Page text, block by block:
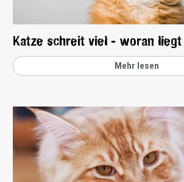
Katze schreit viel - woran liegt
Mehr lesen